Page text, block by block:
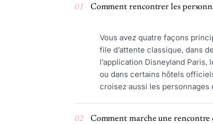
01 Comment rencontrer les
Vous avez quatre façons
file d’attente classique, dans
l’application Disneyland Paris,
ou dans certains hôtels
croisez aussi les personnages
02 Comment marche une rencontre